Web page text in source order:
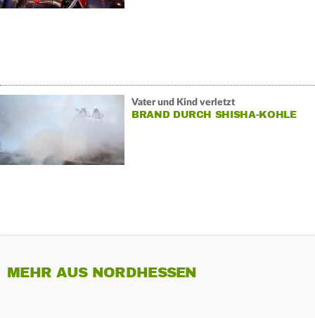
Vater und Kind verletzt
BRAND DURCH SHISHA-KOHLE
MEHR AUS NORDHESSEN